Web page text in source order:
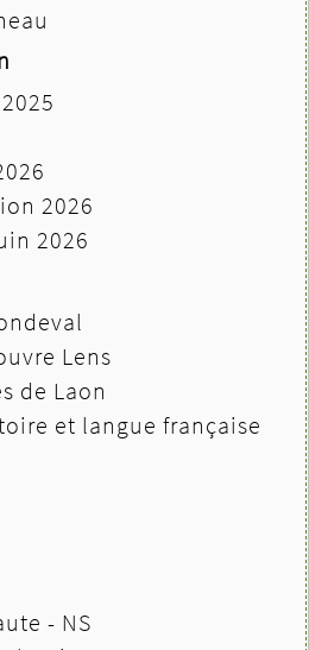
2026
2026
Lens
de Laon
et langue française
- NS